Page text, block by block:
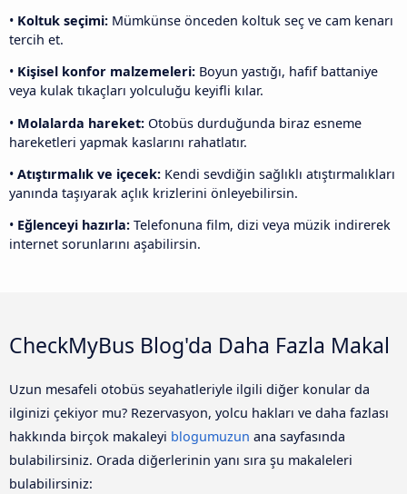
• Koltuk seçimi: Mümkünse önceden koltuk seç ve cam kenarı
tercih et.
• Kişisel konfor malzemeleri: Boyun yastığı, hafif battaniye
veya kulak tıkaçları yolculuğu keyifli kılar.
• Molalarda hareket: Otobüs durduğunda biraz esneme
hareketleri yapmak kaslarını rahatlatır.
• Atıştırmalık ve içecek: Kendi sevdiğin sağlıklı atıştırmalıkları
yanında taşıyarak açlık krizlerini önleyebilirsin.
• Eğlenceyi hazırla: Telefonuna film, dizi veya müzik indirerek
internet sorunlarını aşabilirsin.
CheckMyBus Blog'da Daha Fazla Makal
Uzun mesafeli otobüs seyahatleriyle ilgili diğer konular da
ilginizi çekiyor mu? Rezervasyon, yolcu hakları ve daha fazlası
hakkında birçok makaleyi blogumuzun ana sayfasında
bulabilirsiniz. Orada diğerlerinin yanı sıra şu makaleleri
bulabilirsiniz: